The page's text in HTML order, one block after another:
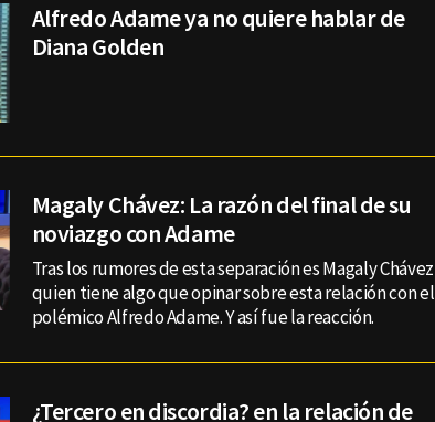
Alfredo Adame ya no quiere hablar de
Diana Golden
Magaly Chávez: La razón del final de su
noviazgo con Adame
Tras los rumores de esta separación es Magaly Chávez
quien tiene algo que opinar sobre esta relación con el
polémico Alfredo Adame. Y así fue la reacción.
¿Tercero en discordia? en la relación de